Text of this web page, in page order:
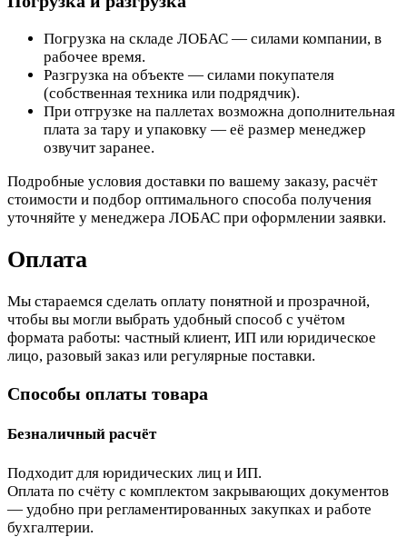
Погрузка на складе ЛОБАС — силами компании, в
рабочее время.
Разгрузка на объекте — силами покупателя
(собственная техника или подрядчик).
При отгрузке на паллетах возможна дополнительная
плата за тару и упаковку — её размер менеджер
озвучит заранее.
Подробные условия доставки по вашему заказу, расчёт
стоимости и подбор оптимального способа получения
уточняйте у менеджера ЛОБАС при оформлении заявки.
Оплата
Мы стараемся сделать оплату понятной и прозрачной,
чтобы вы могли выбрать удобный способ с учётом
формата работы: частный клиент, ИП или юридическое
лицо, разовый заказ или регулярные поставки.
Способы оплаты товара
Безналичный расчёт
Подходит для юридических лиц и ИП.
Оплата по счёту с комплектом закрывающих документов
— удобно при регламентированных закупках и работе
бухгалтерии.